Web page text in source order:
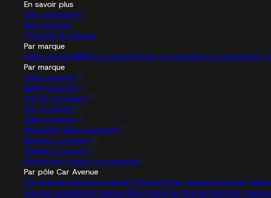
En savoir plus
Hub concession
Nos marques
L'histoire du groupe
Par marque
Audi occasionBMW occasionCitroën occasionFiat occasionJeep
Par marque
Audi occasion
BMW occasion
Citroën occasion
Fiat occasion
Jeep occasion
Mercedes-Benz occasion
Peugeot occasion
Renault occasion
Découvrez toutes nos marques
Par pôle Car Avenue
Car Avenue ArlonCar Avenue ChaumontCar Avenue DijonCar
Avenue LunévilleCar Avenue Metz NordCar Avenue MetzCar